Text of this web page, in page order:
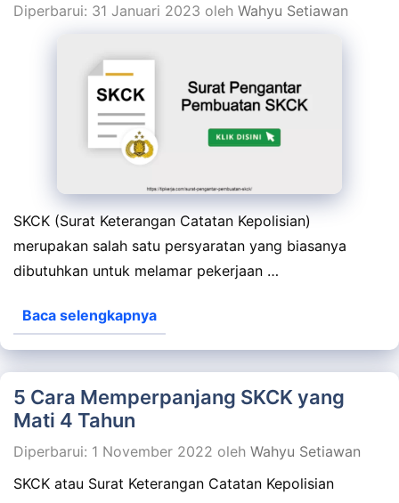
Diperbarui: 31 Januari 2023 oleh Wahyu Setiawan
SKCK (Surat Keterangan Catatan Kepolisian)
merupakan salah satu persyaratan yang biasanya
dibutuhkan untuk melamar pekerjaan …
Baca selengkapnya
5 Cara Memperpanjang SKCK yang
Mati 4 Tahun
Diperbarui: 1 November 2022 oleh Wahyu Setiawan
SKCK atau Surat Keterangan Catatan Kepolisian